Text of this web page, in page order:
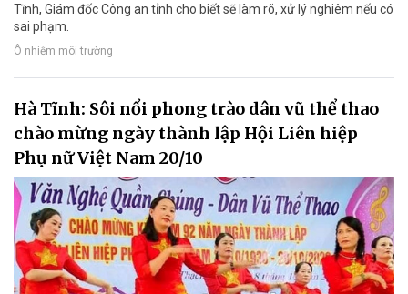
Tĩnh, Giám đốc Công an tỉnh cho biết sẽ làm rõ, xử lý nghiêm nếu có
sai phạm.
Ô nhiễm môi trường
Hà Tĩnh: Sôi nổi phong trào dân vũ thể thao
chào mừng ngày thành lập Hội Liên hiệp
Phụ nữ Việt Nam 20/10